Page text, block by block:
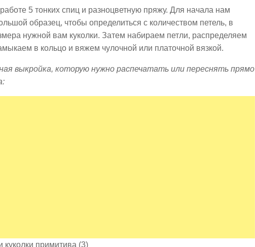
5 тонких спиц и разноцветную пряжу. Для начала нам
образец, чтобы определиться с количеством петель, в
нужной вам куколки. Затем набираем петли, распределяем
в кольцо и вяжем чулочной или платочной вязкой.
выкройка, которую нужно распечатать или переснять прямо